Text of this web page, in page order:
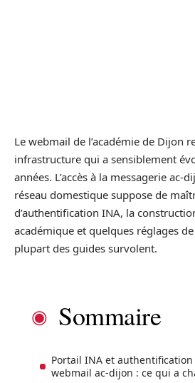
Le webmail de l’académie de Dijon
infrastructure qui a sensiblement
années. L’accès à la messagerie ac-
réseau domestique suppose de
d’authentification INA, la
académique et quelques réglages
plupart des guides survolent.
Sommaire
Portail INA et
webmail ac-dijon : ce qui a